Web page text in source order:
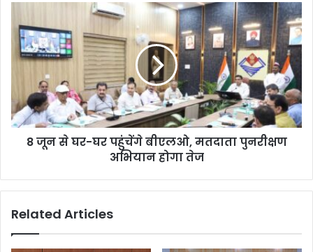
8 जून से घर-घर पहुंचेंगे बीएलओ, मतदाता पुनरीक्षण
अभियान होगा तेज
Related Articles